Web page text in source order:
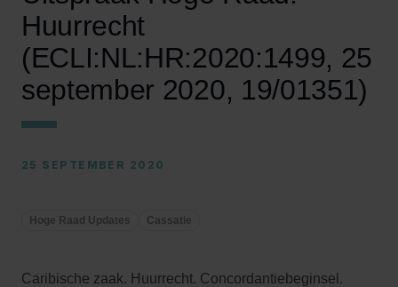
Huurrecht
(ECLI:NL:HR:2020:1499, 25
september 2020, 19/01351)
25 SEPTEMBER 2020
Hoge Raad Updates Cassatie
Caribische zaak. Huurrecht. Concordantiebeginsel.